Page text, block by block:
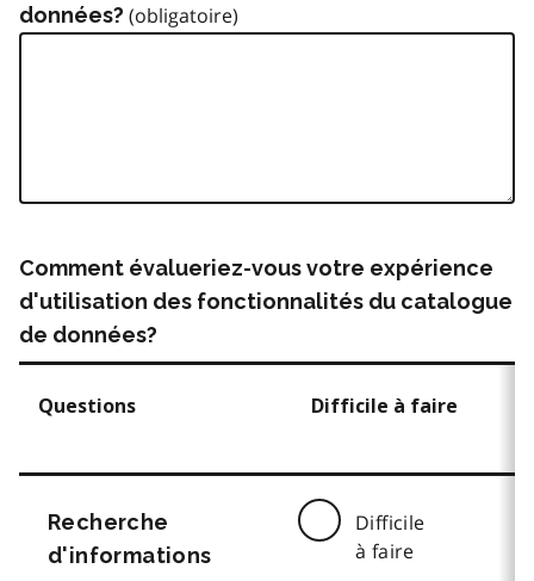
données?
Comment évalueriez-vous votre expérience
d'utilisation des fonctionnalités du catalogue
de données?
Questions Difficile à faire
Recherche
d'informations
Difficile
à faire